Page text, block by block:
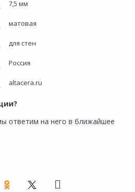
7,5 мм
матовая
для стен
Россия
altacera.ru
ответим на него в ближайшее